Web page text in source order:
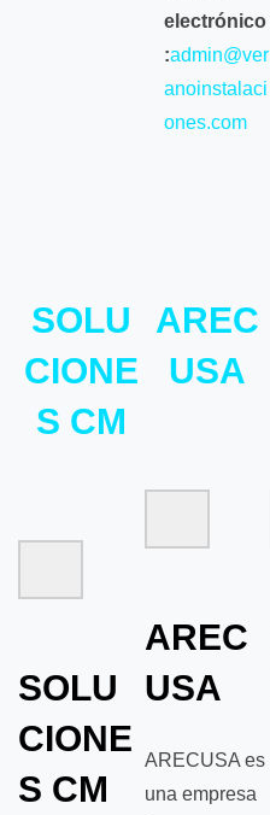
electrónico
:admin@ver
anoinstalaci
ones.com
SOLU
CIONE
S CM
SOLU
CIONE
S CM
AREC
USA
AREC
USA
ARECUSA es
una empresa